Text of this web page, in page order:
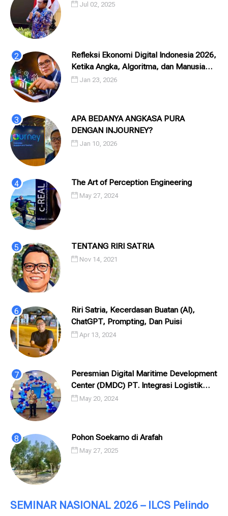
Jul 02, 2025
Refleksi Ekonomi Digital Indonesia 2026,
Ketika Angka, Algoritma, dan Manusia
Saling Menatap
Jan 23, 2026
APA BEDANYA ANGKASA PURA
DENGAN INJOURNEY?
Jan 10, 2026
The Art of Perception Engineering
May 27, 2024
TENTANG RIRI SATRIA
Nov 14, 2021
Riri Satria, Kecerdasan Buatan (AI),
ChatGPT, Prompting, Dan Puisi
Apr 13, 2024
Peresmian Digital Maritime Development
Center (DMDC) PT. Integrasi Logistik
Cipta Solusi (ILCS) / Pelindo Solusi
May 20, 2024
Pohon Soekarno di Arafah
May 27, 2025
SEMINAR NASIONAL 2026 – ILCS Pelindo